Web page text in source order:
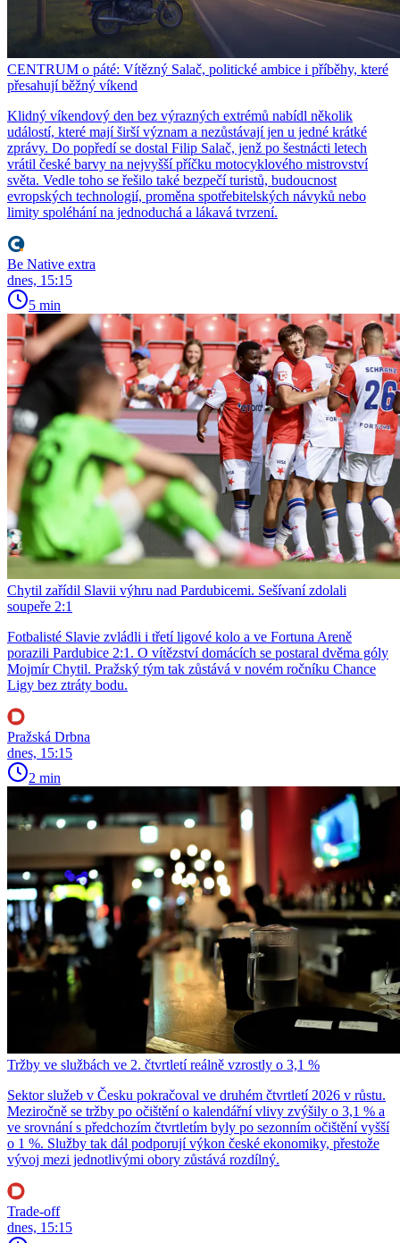
CENTRUM o páté: Vítězný Salač, politické ambice i příběhy, které
přesahují běžný víkend
Klidný víkendový den bez výrazných extrémů nabídl několik
událostí, které mají širší význam a nezůstávají jen u jedné krátké
zprávy. Do popředí se dostal Filip Salač, jenž po šestnácti letech
vrátil české barvy na nejvyšší příčku motocyklového mistrovství
světa. Vedle toho se řešilo také bezpečí turistů, budoucnost
evropských technologií, proměna spotřebitelských návyků nebo
limity spoléhání na jednoduchá a lákavá tvrzení.
Be Native extra
dnes, 15:15
5 min
Chytil zařídil Slavii výhru nad Pardubicemi. Sešívaní zdolali
soupeře 2:1
Fotbalisté Slavie zvládli i třetí ligové kolo a ve Fortuna Areně
porazili Pardubice 2:1. O vítězství domácích se postaral dvěma góly
Mojmír Chytil. Pražský tým tak zůstává v novém ročníku Chance
Ligy bez ztráty bodu.
Pražská Drbna
dnes, 15:15
2 min
Tržby ve službách ve 2. čtvrtletí reálně vzrostly o 3,1 %
Sektor služeb v Česku pokračoval ve druhém čtvrtletí 2026 v růstu.
Meziročně se tržby po očištění o kalendářní vlivy zvýšily o 3,1 % a
ve srovnání s předchozím čtvrtletím byly po sezonním očištění vyšší
o 1 %. Služby tak dál podporují výkon české ekonomiky, přestože
vývoj mezi jednotlivými obory zůstává rozdílný.
Trade-off
dnes, 15:15